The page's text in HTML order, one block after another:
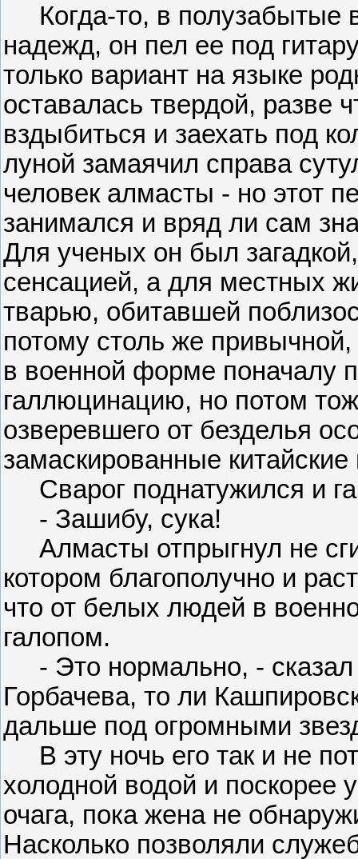
Когда-то, в полузабытые
надежд, он пел ее под
только вариант на языке
оставалась твердой, разве
вздыбиться и заехать под
луной замаячил справа
человек алмасты - но этот
занимался и вряд ли сам
Для ученых он был
сенсацией, а для местных
тварью, обитавшей
потому столь же
в военной форме поначалу
галлюцинацию, но потом
озверевшего от безделья
замаскированные китайские
Сварог поднатужился и
- Зашибу, сука!
Алмасты отпрыгнул не
котором благополучно и
что от белых людей в
галопом.
- Это нормально, - сказал
Горбачева, то ли
дальше под огромными
В эту ночь его так и не
холодной водой и поскорее
очага, пока жена не
Насколько позволяли